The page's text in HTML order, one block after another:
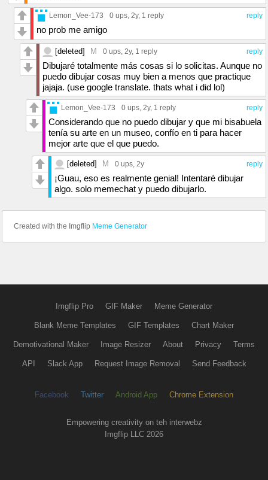
reply
Lemon_Vee-173 0 ups, 2y, 1 reply
no prob me amigo
reply
[deleted] M 0 ups, 2y, 1 reply
Dibujaré totalmente más cosas si lo solicitas. Aunque no
puedo dibujar cosas muy bien a menos que practique
jajaja. (use google translate. thats what i did lol)
reply
Lemon_Vee-173 0 ups, 2y, 1 reply
Considerando que no puedo dibujar y que mi bisabuela
tenía su arte en un museo, confío en ti para hacer
mejor arte que el que puedo.
reply
[deleted] M 0 ups, 2y
¡Guau, eso es realmente genial! Intentaré dibujar
algo. solo memechat y puedo dibujarlo.
Created with the Imgflip Meme Generator
Imgflip Pro GIF Maker Meme Generator
Blank Meme Templates GIF Templates Chart Maker
Demotivational Maker Image Resizer About Privacy Terms
API Slack App Request Image Removal Send Feedback
Facebook Twitter Android App Chrome Extension
Empowering creativity on teh interwebz
Imgflip LLC 2026